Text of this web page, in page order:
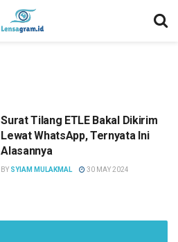
Surat Tilang ETLE Bakal Dikirim
Lewat WhatsApp, Ternyata Ini
Alasannya
BY SYIAM MULAKMAL 30 MAY 2024